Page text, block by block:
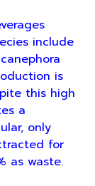
include
is
this high
a
only
for
as waste.